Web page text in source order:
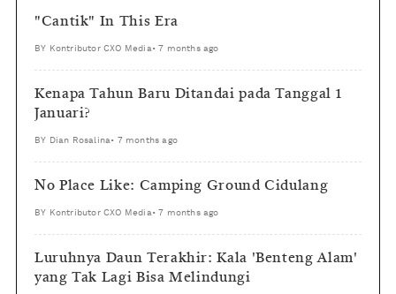
"Cantik" In This Era
BY Kontributor CXO Media •7 months ago
Kenapa Tahun Baru Ditandai pada Tanggal 1
Januari?
BY Dian Rosalina • 7 months ago
No Place Like: Camping Ground Cidulang
BY Kontributor CXO Media •7 months ago
Luruhnya Daun Terakhir: Kala 'Benteng Alam'
yang Tak Lagi Bisa Melindungi